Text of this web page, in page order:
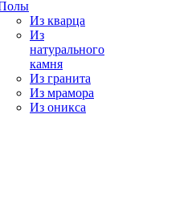
Из кварца
Из
натурального
камня
Из гранита
Из мрамора
Из оникса